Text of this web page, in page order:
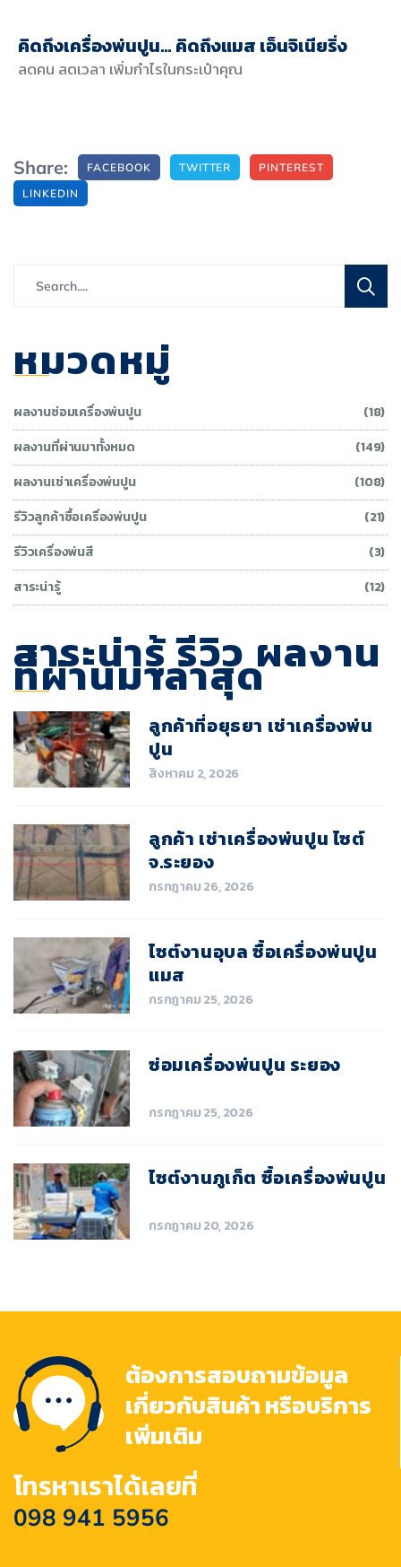
คิดถึงเครื่องพ่นปูน… คิดถึงแมส เอ็นจิเนียริ่ง
ลดคน ลดเวลา เพิ่มกำไรในกระเป๋าคุณ
Share: FACEBOOK TWITTER
PINTEREST
LINKEDIN
หมวดหมู่
ผลงานซ่อมเครื่องพ่นปูน
(18)
ผลงานที่ผ่านมาทั้งหมด
(149)
ผลงานเช่าเครื่องพ่นปูน
(108)
รีวิวลูกค้าซื้อเครื่องพ่นปูน
(21)
รีวิวเครื่องพ่นสี
(3)
สาระน่ารู้
(12)
สาระน่ารู้ รีวิว ผลงาน
ที่ผ่านมาล่าสุด
สิงหาคม 2, 2026
ลูกค้าที่อยุธยา เช่าเครื่องพ่น
ปูน
กรกฎาคม 26, 2026
ลูกค้า เช่าเครื่องพ่นปูน ไซต์
จ.ระยอง
กรกฎาคม 25, 2026
ไซต์งานอุบล ซื้อเครื่องพ่นปูน
แมส
กรกฎาคม 25, 2026
ซ่อมเครื่องพ่นปูน ระยอง
กรกฎาคม 20, 2026
ไซต์งานภูเก็ต ซื้อเครื่องพ่นปูน
ต้องการสอบถามข้อมูล
เกี่ยวกับสินค้า หรือบริการ
เพิ่มเติม
โทรหาเราได้เลยที่
098 941 5956